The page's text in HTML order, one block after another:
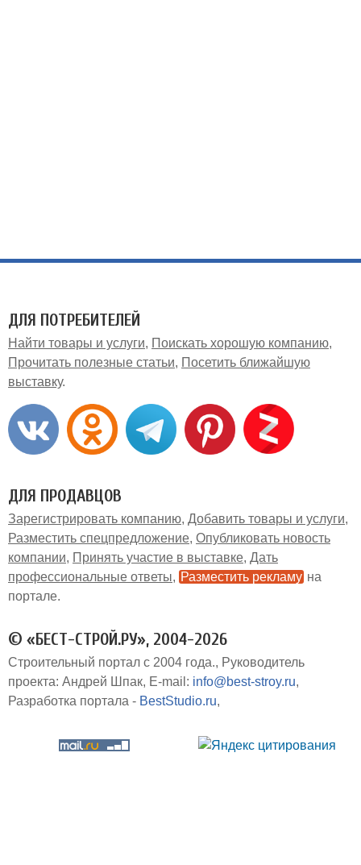
ДЛЯ ПОТРЕБИТЕЛЕЙ
Найти товары и услуги
Поискать хорошую компанию
Прочитать полезные статьи
Посетить ближайшую
выставку
ДЛЯ ПРОДАВЦОВ
Зарегистрировать компанию Добавить товары и услуги
Разместить спецпредложение Опубликовать новость
компании
Принять участие в выставке Дать
профессиональные ответы
Разместить рекламу на
портале
© «БЕСТ-СТРОЙ.РУ», 2004-2026
Строительный портал с 2004 года.
Руководитель
проекта: Андрей Шпак E-mail: info@best-stroy.ru
Разработка портала - BestStudio.ru